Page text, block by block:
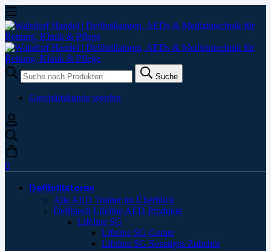
Suche
nach:
Suche
Geschäftskunde werden
0
Defibrillatoren
Alle AED Trainer im Überblick
Defibtech Lifeline AED Produkte
Lifeline SG
Lifeline SG Geräte
Lifeline SG Sonstiges Zubehör